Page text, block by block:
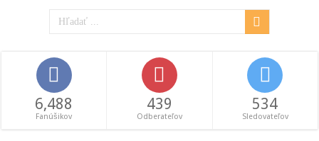
6,488
Fanúšikov
439
Odberateľov
534
Sledovateľov